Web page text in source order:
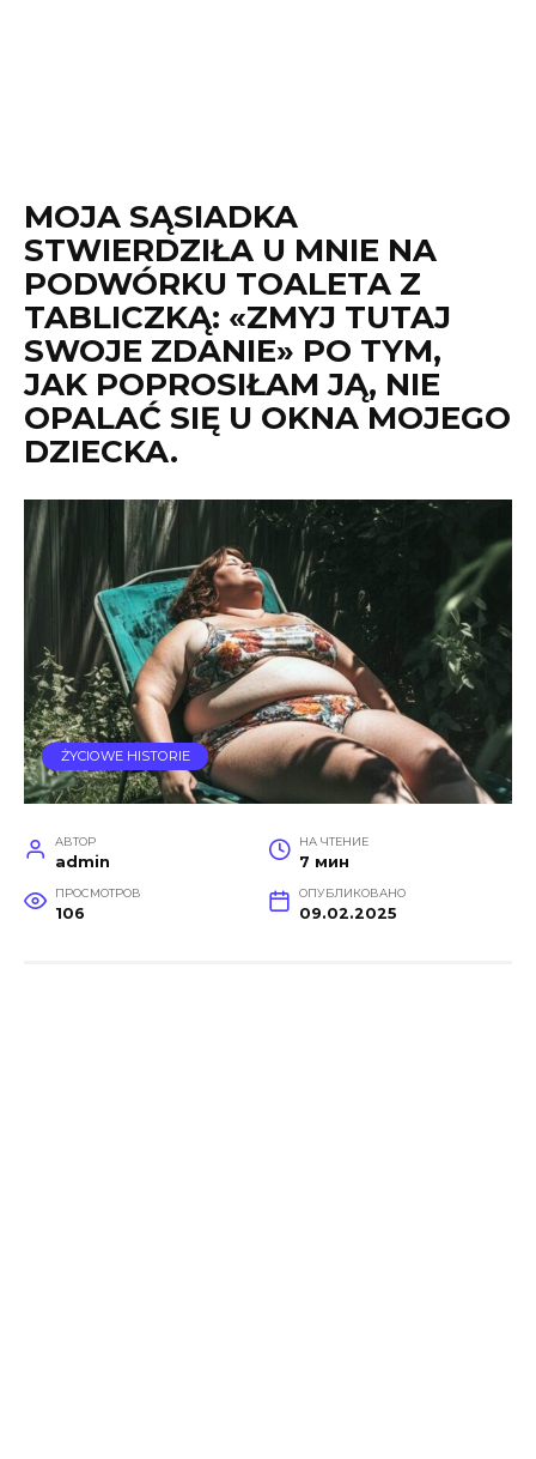
MOJA SĄSIADKA
STWIERDZIŁA U MNIE NA
PODWÓRKU TOALETA Z
TABLICZKĄ: «ZMYJ TUTAJ
SWOJE ZDANIE» PO TYM,
JAK POPROSIŁAM JĄ, NIE
OPALAĆ SIĘ U OKNA MOJEGO
DZIECKA.
ŻYCIOWE HISTORIE
АВТОР
admin
НА ЧТЕНИЕ
7 мин
ПРОСМОТРОВ
106
ОПУБЛИКОВАНО
09.02.2025